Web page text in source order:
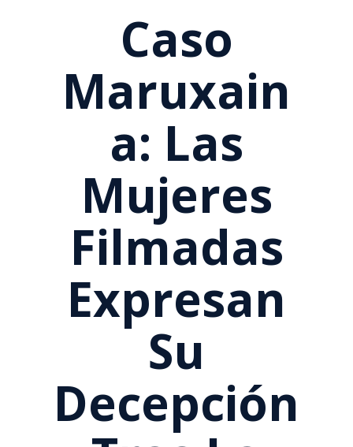
Caso
Maruxain
A: Las
Mujeres
Filmadas
Expresan
Su
Decepción